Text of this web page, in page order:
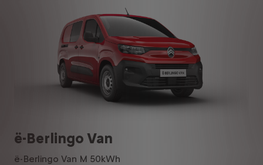
ë-Berlingo Van
ë-Berlingo Van M 50kWh